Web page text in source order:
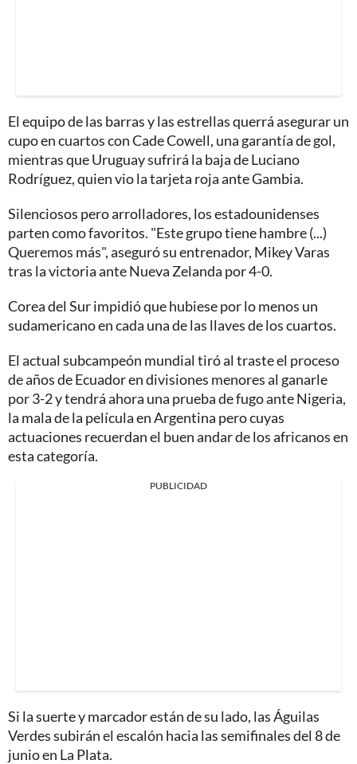
El equipo de las barras y las estrellas querrá asegurar un
cupo en cuartos con Cade Cowell, una garantía de gol,
mientras que Uruguay sufrirá la baja de Luciano
Rodríguez, quien vio la tarjeta roja ante Gambia.
Silenciosos pero arrolladores, los estadounidenses
parten como favoritos. "Este grupo tiene hambre (...)
Queremos más", aseguró su entrenador, Mikey Varas
tras la victoria ante Nueva Zelanda por 4-0.
Corea del Sur impidió que hubiese por lo menos un
sudamericano en cada una de las llaves de los cuartos.
El actual subcampeón mundial tiró al traste el proceso
de años de Ecuador en divisiones menores al ganarle
por 3-2 y tendrá ahora una prueba de fugo ante Nigeria,
la mala de la película en Argentina pero cuyas
actuaciones recuerdan el buen andar de los africanos en
esta categoría.
PUBLICIDAD
Si la suerte y marcador están de su lado, las Águilas
Verdes subirán el escalón hacia las semifinales del 8 de
junio en La Plata.